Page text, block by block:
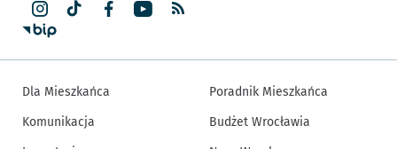
Dla Mieszkańca
Komunikacja
Poradnik Mieszkańca
Budżet Wrocławia